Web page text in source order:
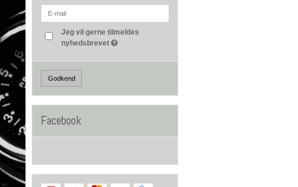
Jeg vil gerne tilmeldes
nyhedsbrevet
Godkend
Facebook